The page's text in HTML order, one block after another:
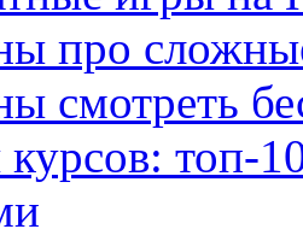
про
смотреть
топ-